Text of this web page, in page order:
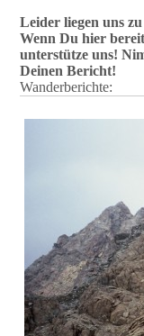
Leider liegen uns
Wenn Du hier
unterstütze uns!
Deinen Bericht!
Wanderberichte: